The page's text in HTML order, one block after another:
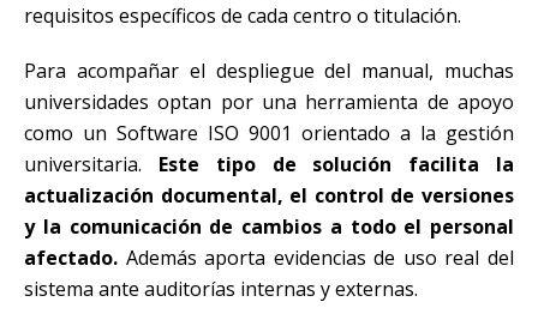
requisitos específicos de cada centro o titulación.
Para acompañar el despliegue del manual, muchas
universidades optan por una herramienta de apoyo
como un Software ISO 9001 orientado a la gestión
universitaria. Este tipo de solución facilita la
actualización documental, el control de versiones
y la comunicación de cambios a todo el personal
afectado. Además aporta evidencias de uso real del
sistema ante auditorías internas y externas.